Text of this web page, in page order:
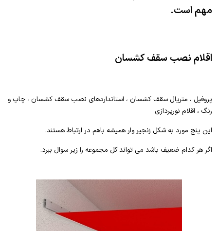
مهم است.
اقلام نصب سقف کشسان
پروفیل ، متریال سقف کشسان ، استانداردهای نصب سقف کشسان ، چاپ و
رنگ ، اقلام نورپردازی
این پنج مورد به شکل زنجیر وار همیشه باهم در ارتباط هستند.
اگر هر کدام ضعیف باشد می تواند کل مجموعه را زیر سوال ببرد.